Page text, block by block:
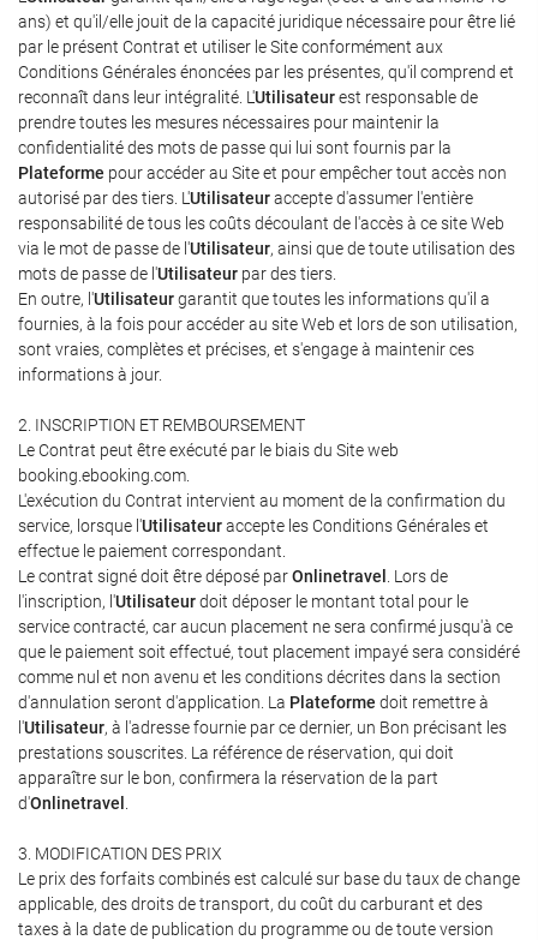
ans) et qu'il/elle jouit de la capacité juridique nécessaire pour être lié
par le présent Contrat et utiliser le Site conformément aux
Conditions Générales énoncées par les présentes, qu'il comprend et
reconnaît dans leur intégralité. L'Utilisateurest responsable de
prendre toutes les mesures nécessaires pour maintenir la
confidentialité des mots de passe qui lui sont fournis par la
Plateforme pour accéder au Site et pour empêcher tout accès non
autorisé par des tiers. L'Utilisateuraccepte d'assumer l'entière
responsabilité de tous les coûts découlant de l'accès à ce site Web
via le mot de passe de l'Utilisateur, ainsi que de toute utilisation des
mots de passe de l'Utilisateur par des tiers.
En outre, l'Utilisateurgarantit que toutes les informations qu'il a
fournies, à la fois pour accéder au site Web et lors de son utilisation,
sont vraies, complètes et précises, et s'engage à maintenir ces
informations à jour.
2. INSCRIPTION ET REMBOURSEMENT
Le Contrat peut être exécuté par le biais du Site web
booking.ebooking.com.
L'exécution du Contrat intervient au moment de la confirmation du
service, lorsque l'Utilisateuraccepte les Conditions Générales et
effectue le paiement correspondant.
Le contrat signé doit être déposé parOnlinetravel
. Lors de
l'inscription, l'Utilisateurdoit déposer le montant total pour le
service contracté, car aucun placement ne sera confirmé jusqu'à ce
que le paiement soit effectué, tout placement impayé sera considéré
comme nul et non avenu et les conditions décrites dans la section
d'annulation seront d'application. La Plateforme doit remettre à
l'Utilisateur, à l'adresse fournie par ce dernier, un Bon précisant les
prestations souscrites. La référence de réservation, qui doit
apparaître sur le bon, confirmera la réservation de la part
d'Onlinetravel
3. MODIFICATION DES PRIX
Le prix des forfaits combinés est calculé sur base du taux de change
applicable, des droits de transport, du coût du carburant et des
taxes à la date de publication du programme ou de toute version